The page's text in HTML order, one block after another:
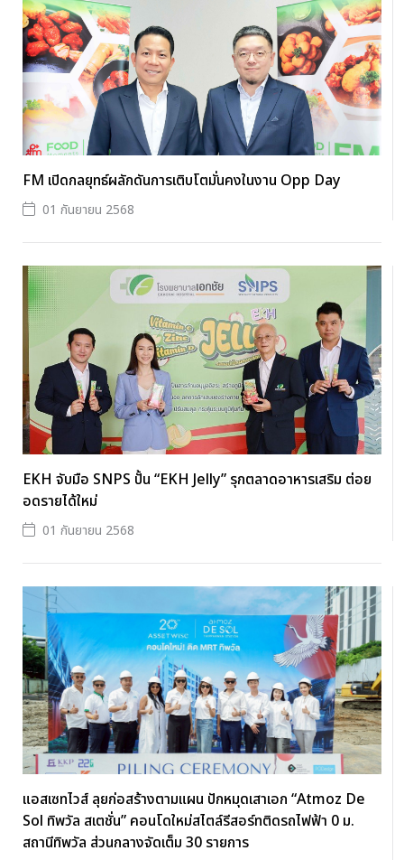
FM เปิดกลยุทธ์ผลักดันการเติบโตมั่นคงในงาน Opp Day
01 กันยายน 2568
EKH จับมือ SNPS ปั้น “EKH Jelly” รุกตลาดอาหารเสริม ต่อย
อดรายได้ใหม่
01 กันยายน 2568
แอสเซทไวส์ ลุยก่อสร้างตามแผน ปักหมุดเสาเอก “Atmoz De
Sol ทิพวัล สเตชั่น” คอนโดใหม่สไตล์รีสอร์ทติดรถไฟฟ้า 0 ม.
สถานีทิพวัล ส่วนกลางจัดเต็ม 30 รายการ